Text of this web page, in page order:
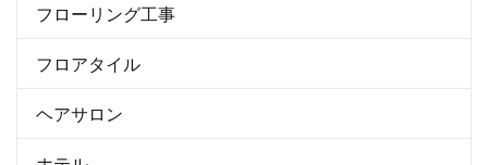
フローリング工事
フロアタイル
ヘアサロン